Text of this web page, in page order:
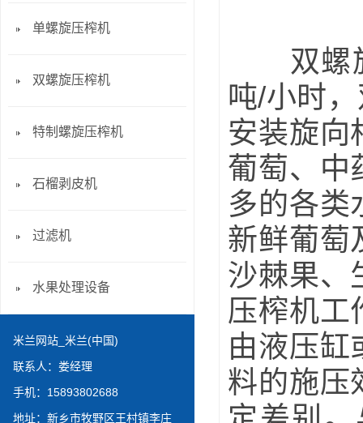
双螺旋
吨/小时
安装旋向
葡萄、中
多的各类
新鲜葡萄
沙棘果、
压榨机工
由液压缸
料的施压
单螺旋压榨机
双螺旋压榨机
特制螺旋压榨机
石榴剥皮机
过滤机
水果处理设备
米兰网站_米兰(中国)
联系人：娄经理
手机：15893802688
地址：新乡市牧野区王村镇李庄